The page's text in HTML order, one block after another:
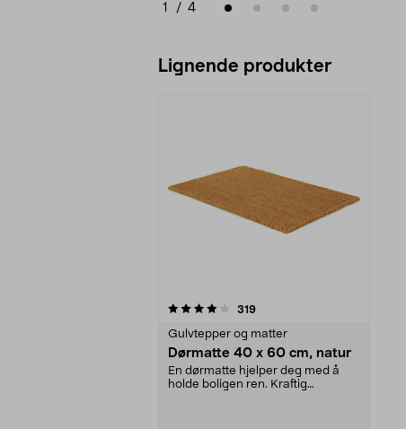
1 / 4
Lignende produkter
319anmeldelser
Gulvtepper og matter
Dørmatte 40 x 60 cm, natur
En dørmatte hjelper deg med å
holde boligen ren. Kraftig